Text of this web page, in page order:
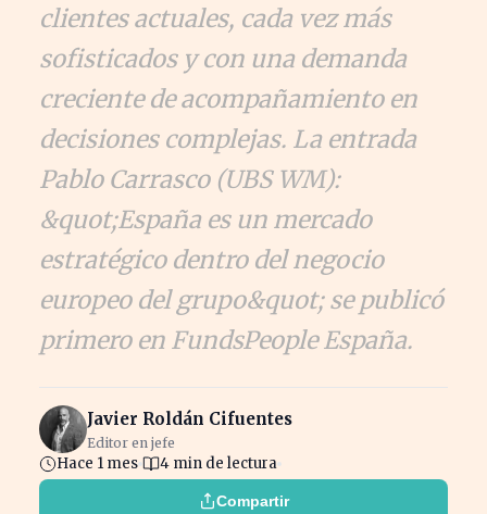
clientes actuales, cada vez más
sofisticados y con una demanda
creciente de acompañamiento en
decisiones complejas. La entrada
Pablo Carrasco (UBS WM):
&quot;España es un mercado
estratégico dentro del negocio
europeo del grupo&quot; se publicó
primero en FundsPeople España.
Javier Roldán Cifuentes
Editor en jefe
Hace 1 mes 4 min de lectura
Compartir